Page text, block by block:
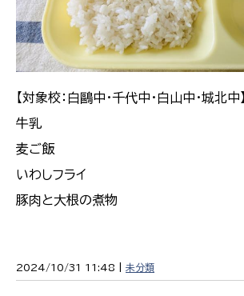
【対象校：白鷗中・千代中・白山中・城北中】
牛乳
麦ご飯
いわしフライ
豚肉と大根の煮物
2024/10/31 11:48 | 未分類